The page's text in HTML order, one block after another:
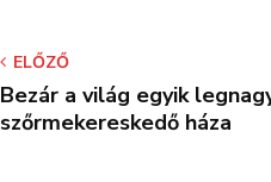
ELŐZŐ
Bezár a világ egyik
szőrmekereskedő háza